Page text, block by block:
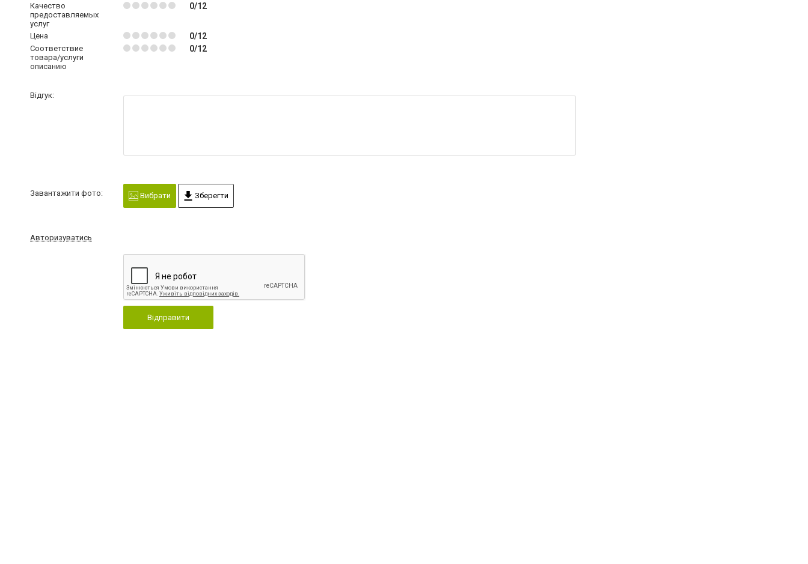
Качество
предоставляемых
услуг
0/12
Цена 0/12
Соответствие
товара/услуги
описанию
0/12
Відгук:
Завантажити фото: Вибрати Зберегти
Авторизуватись
Відправити